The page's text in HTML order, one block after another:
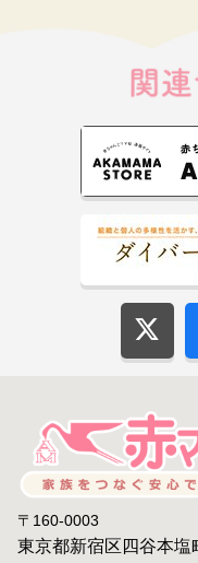
〒160-0003
東京都新宿区四谷本